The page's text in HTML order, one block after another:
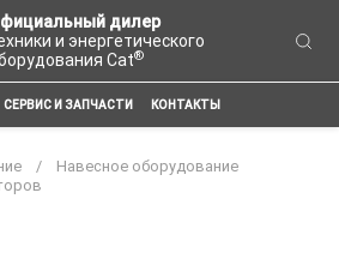
дилер
и энергетического
Cat®
СЕРВИС И ЗАПЧАСТИ КОНТАКТЫ
Навесное оборудование